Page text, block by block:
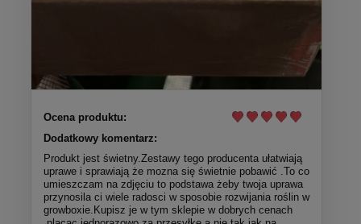
Ocena produktu:
Dodatkowy komentarz:
Produkt jest świetny.Zestawy tego producenta ułatwiają
uprawe i sprawiają że mozna się świetnie pobawić .To co
umieszczam na zdjęciu to podstawa żeby twoja uprawa
przynosila ci wiele radosci w sposobie rozwijania roślin w
growboxie.Kupisz je w tym sklepie w dobrych cenach